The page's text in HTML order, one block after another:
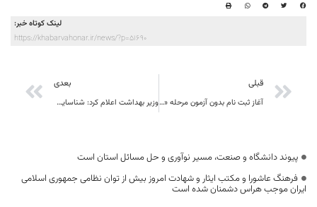
لینک کوتاه خبر:
https://khabarvahonar.ir/news/?p=51690
قبلی
آغاز ثبت نام بدون آزمون مرحله «تکمیل ظرفیت» پذیرش دانشجو در علمی کاربردی جهاددانشگاهی استان
بعدی
وزیر بهداشت اعلام کرد: شناسایی اولین مورد ویروس کرونای جهش یافته انگلیسی در ایران
پیوند دانشگاه و صنعت، مسیر نوآوری و حل مسائل استان است
فرهنگ عاشورا و مکتب ایثار و شهادت امروز بیش از توان نظامی جمهوری اسلامی
ایران موجب هراس دشمنان شده است